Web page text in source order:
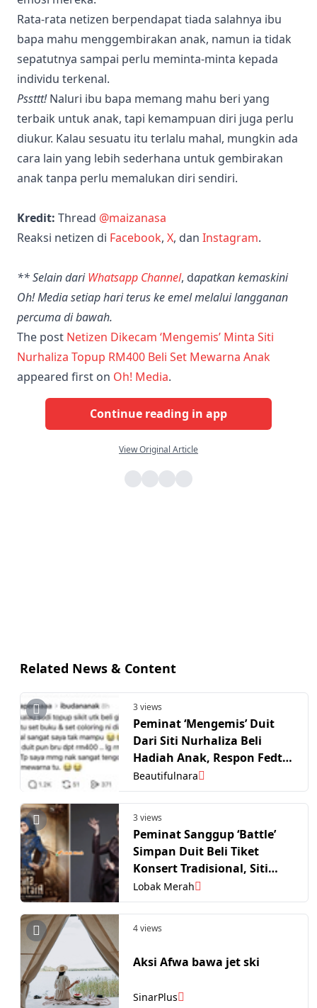
Rata-rata netizen berpendapat tiada salahnya ibu
bapa mahu menggembirakan anak, namun ia tidak
sepatutnya sampai perlu meminta-minta kepada
individu terkenal.
Pssttt!Naluri ibu bapa memang mahu beri yang
terbaik untuk anak, tapi kemampuan diri juga perlu
diukur. Kalau sesuatu itu terlalu mahal, mungkin ada
cara lain yang lebih sederhana untuk gembirakan
anak tanpa perlu memalukan diri sendiri.
Kredit: Thread @maizanasa
Reaksi netizen di Facebook, X, dan Instagram.
** Selain dariWhatsapp Channel, dapatkan kemaskini
Oh! Media setiap hari terus ke emel melalui langganan
percuma di bawah.
The post Netizen Dikecam ‘Mengemis’ Minta Siti
Nurhaliza Topup RM400 Beli Set Mewarna Anak
appeared first on Oh! Media.
Continue reading in app
View Original Article
Related News & Content
3 views
Peminat ‘Mengemis’ Duit
Dari Siti Nurhaliza Beli
Hadiah Anak, Respon Fedtri
Yahya Jadi Tumpuan – “Tak
Mampu Jangan Sampai
Buang Maruah”
Beautifulnara
3 views
Peminat Sanggup ‘Battle’
Simpan Duit Beli Tiket
Konsert Tradisional, Siti
Nurhaliza Akui Hampir
Menitis Air Mata!
Lobak Merah
4 views
Aksi Afwa bawa jet ski
SinarPlus